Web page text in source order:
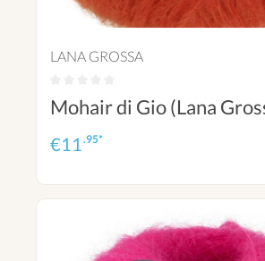
LANA GROSSA
Mohair di Gio (Lana
€11.95*